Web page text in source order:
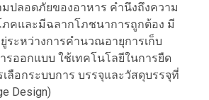
ปลอดภัยของอาหาร คำนึงถึงความ
คและมีฉลากโภชนาการถูกต้อง มี
ระหว่างการคำนวณอายุการเก็บ
รออกแบบ ใช้เทคโนโลยีในการยืด
ลือกระบบการ บรรจุและวัสดุบรรจุที่
Design)